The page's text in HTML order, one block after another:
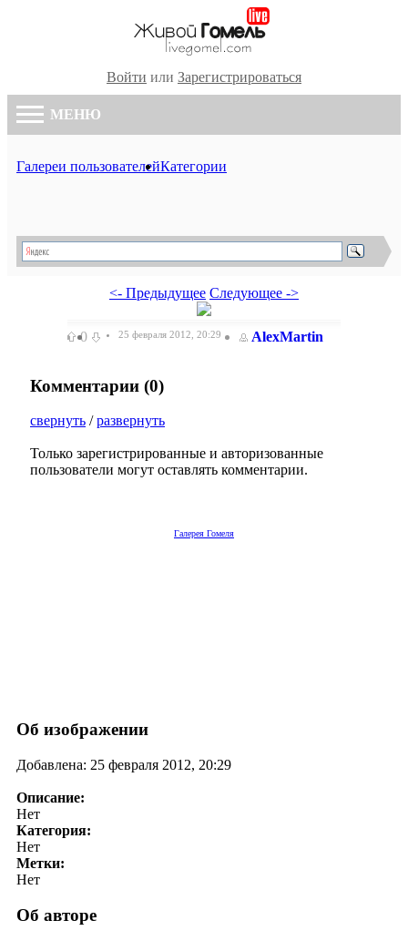
Войти или Зарегистрироваться
МЕНЮ
Галереи пользователейКатегории
<- Предыдущее Следующее ->
0 25 февраля 2012, 20:29 AlexMartin
Комментарии (0)
свернуть /развернуть
Только зарегистрированные и авторизованные
пользователи могут оставлять комментарии.
Галерея Гомеля
Об изображении
Добавлена: 25 февраля 2012, 20:29
Описание:
Нет
Категория:
Нет
Метки:
Нет
Об авторе